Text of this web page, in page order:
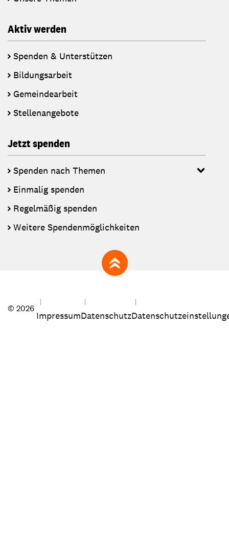
Aktiv werden
Spenden & Unterstützen
Bildungsarbeit
Gemeindearbeit
Stellenangebote
Jetzt spenden
Spenden nach Themen
Einmalig spenden
Regelmäßig spenden
Weitere Spendenmöglichkeiten
zum Seitenanfang
© 2026
ImpressumDatenschutz